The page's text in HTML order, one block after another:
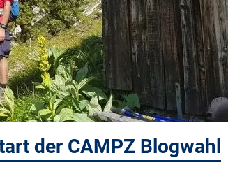
der CAMPZ Blogwahl